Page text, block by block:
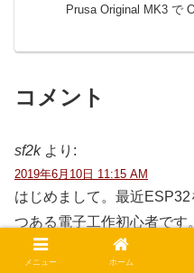
Prusa Original MK3 で
コメント
sf2k より:
2019年6月10日 11:15 AM
はじめまして。最近
つある電子工作初心者です。
こちらの記事を見て感動
メニュー ホーム